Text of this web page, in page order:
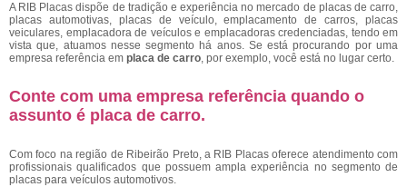
A RIB Placas dispõe de tradição e experiência no mercado de placas de carro,
placas automotivas, placas de veículo, emplacamento de carros, placas
veiculares, emplacadora de veículos e emplacadoras credenciadas, tendo em
vista que, atuamos nesse segmento há anos. Se está procurando por uma
empresa referência em placa de carro, por exemplo, você está no lugar certo.
Conte com uma empresa referência quando o
assunto é placa de carro.
Com foco na região de Ribeirão Preto, a RIB Placas oferece atendimento com
profissionais qualificados que possuem ampla experiência no segmento de
placas para veículos automotivos.